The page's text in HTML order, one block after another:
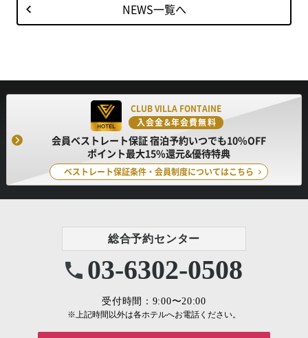
NEWS一覧へ
CLUB VILLA FONTAINE
入会金&年会費無料
会員ベストレート保証 宿泊予約いつでも10%OFF
ポイント最大15%還元&優待特典
ベストレート保証条件・会員制度についてはこちら
総合予約センター
03-6302-0508
受付時間：9:00〜20:00
※上記時間以外は各ホテルへお電話ください。